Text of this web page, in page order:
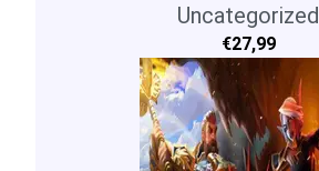
Uncategorized
€27,99